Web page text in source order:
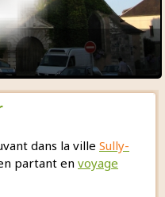
dans la ville Sully-
partant en voyage